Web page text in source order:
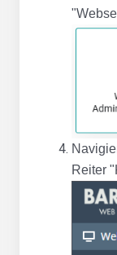
Reiter